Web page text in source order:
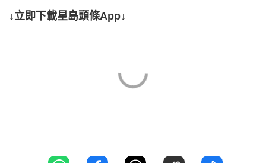
↓立即下載星島頭條App↓